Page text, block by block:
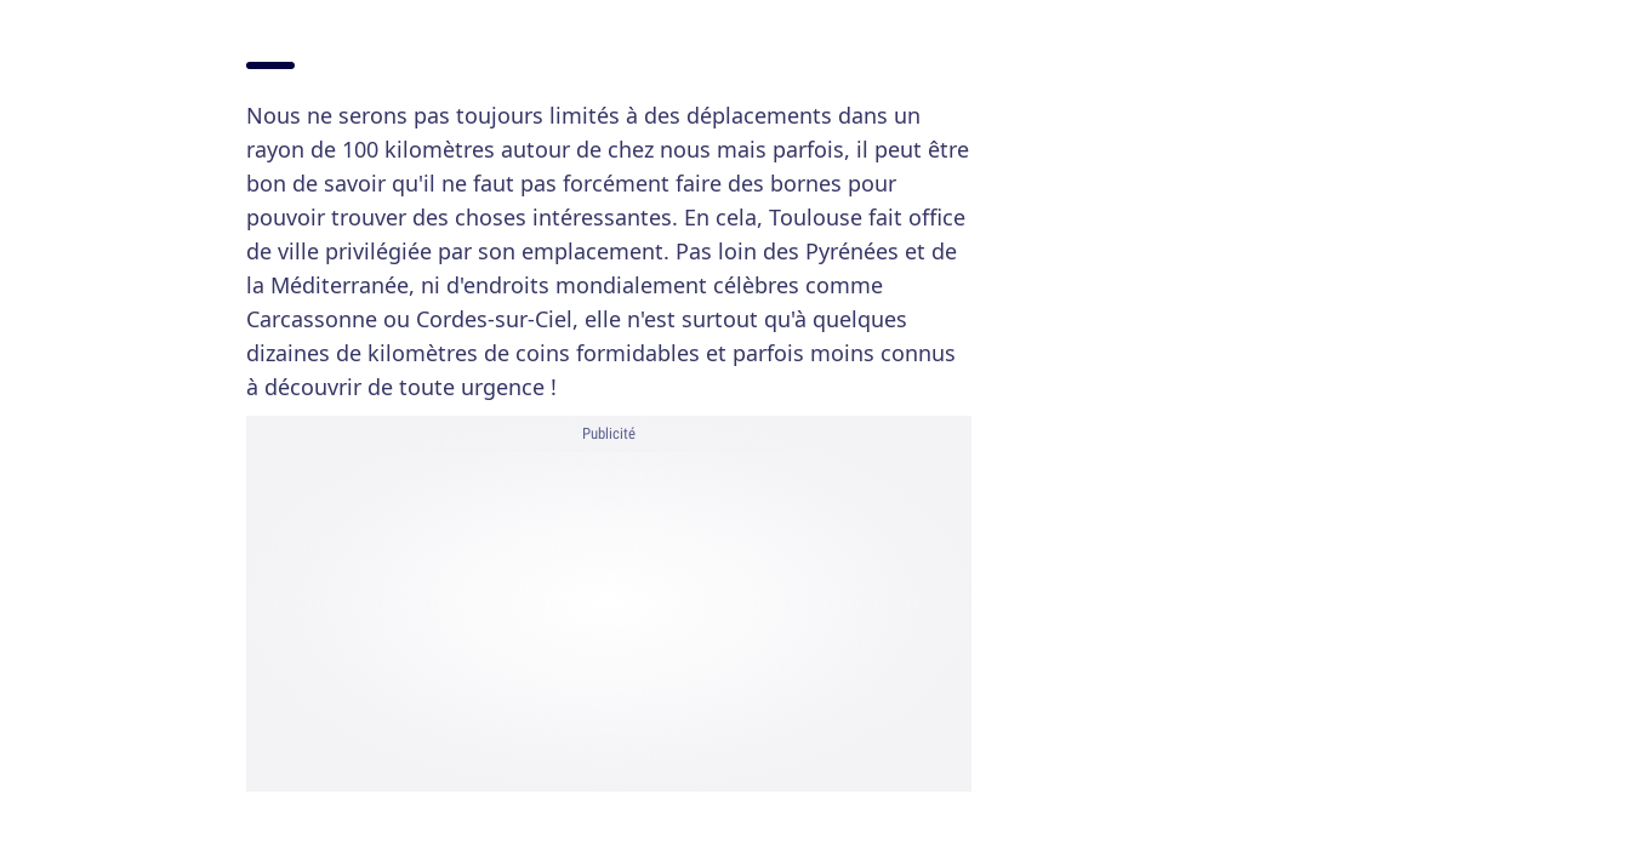
Nous ne serons pas toujours limités à des déplacements dans un
rayon de 100 kilomètres autour de chez nous mais parfois, il peut être
bon de savoir qu'il ne faut pas forcément faire des bornes pour
pouvoir trouver des choses intéressantes. En cela, Toulouse fait office
de ville privilégiée par son emplacement. Pas loin des Pyrénées et de
la Méditerranée, ni d'endroits mondialement célèbres comme
Carcassonne ou Cordes-sur-Ciel, elle n'est surtout qu'à quelques
dizaines de kilomètres de coins formidables et parfois moins connus
à découvrir de toute urgence !
Publicité